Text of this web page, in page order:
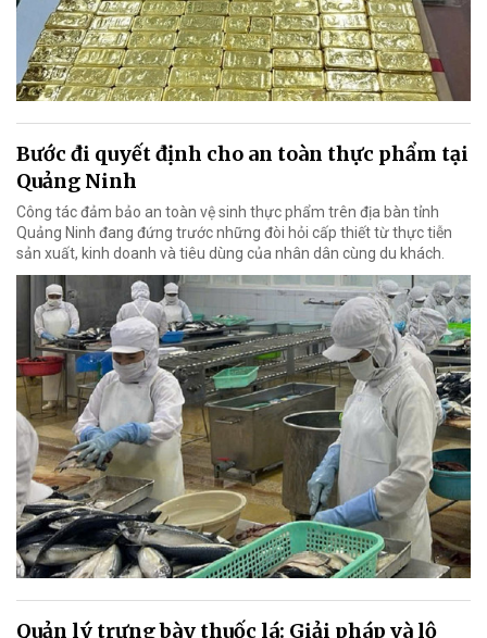
Bước đi quyết định cho an toàn thực phẩm tại
Quảng Ninh
Công tác đảm bảo an toàn vệ sinh thực phẩm trên địa bàn tỉnh
Quảng Ninh đang đứng trước những đòi hỏi cấp thiết từ thực tiễn
sản xuất, kinh doanh và tiêu dùng của nhân dân cùng du khách.
Quản lý trưng bày thuốc lá: Giải pháp và lộ